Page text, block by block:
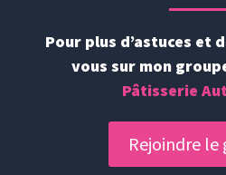
Pour plus d’astuces et
vous sur mon
Pâtisserie
Rejoindre le